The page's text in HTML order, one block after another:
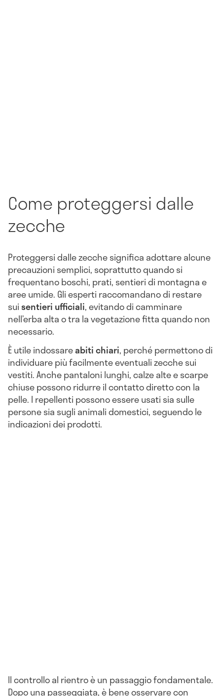
Come proteggersi dalle
zecche
Proteggersi dalle zecche significa adottare alcune
precauzioni semplici, soprattutto quando si
frequentano boschi, prati, sentieri di montagna e
aree umide. Gli esperti raccomandano di restare
suisentieri ufficiali, evitando di camminare
nell’erba alta o tra la vegetazione fitta quando non
necessario.
È utile indossareabiti chiari, perché permettono di
individuare più facilmente eventuali zecche sui
vestiti. Anche pantaloni lunghi, calze alte e scarpe
chiuse possono ridurre il contatto diretto con la
pelle. I repellenti possono essere usati sia sulle
persone sia sugli animali domestici, seguendo le
indicazioni dei prodotti.
Il controllo al rientro è un passaggio fondamentale.
Dopo una passeggiata, è bene osservare con